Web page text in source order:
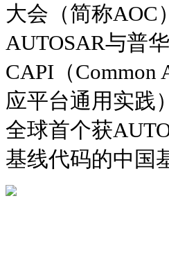
大会（简称AOC
AUTOSAR与普
CAPI（Common
应平台通用实践
全球首个获
基线代码的中国